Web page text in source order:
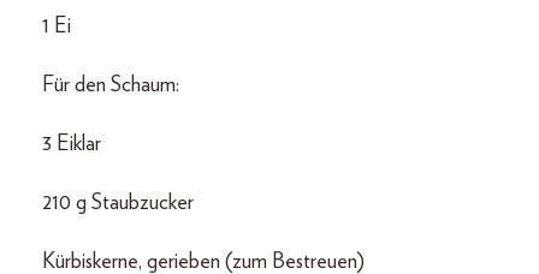
1 Ei
Für den Schaum:
3 Eiklar
210 g Staubzucker
Kürbiskerne, gerieben (zum Bestreuen)